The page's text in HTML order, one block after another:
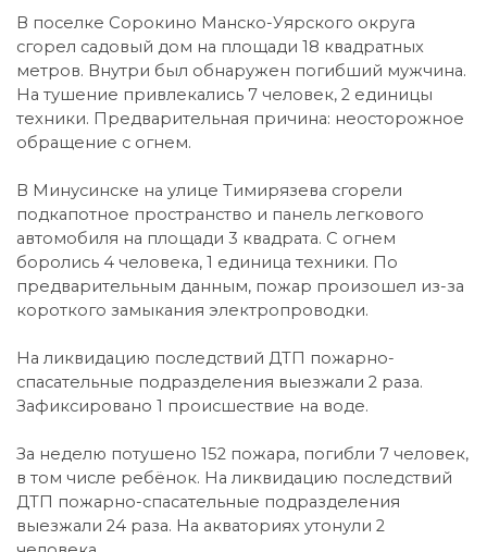
В поселке Сорокино Манско-Уярского округа
сгорел садовый дом на площади 18 квадратных
метров. Внутри был обнаружен погибший мужчина.
На тушение привлекались 7 человек, 2 единицы
техники. Предварительная причина: неосторожное
обращение с огнем.
В Минусинске на улице Тимирязева сгорели
подкапотное пространство и панель легкового
автомобиля на площади 3 квадрата. С огнем
боролись 4 человека, 1 единица техники. По
предварительным данным, пожар произошел из-за
короткого замыкания электропроводки.
На ликвидацию последствий ДТП пожарно-
спасательные подразделения выезжали 2 раза.
Зафиксировано 1 происшествие на воде.
За неделю потушено 152 пожара, погибли 7 человек,
в том числе ребёнок. На ликвидацию последствий
ДТП пожарно-спасательные подразделения
выезжали 24 раза. На акваториях утонули 2